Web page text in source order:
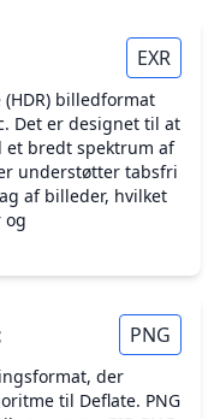
EXR
billedformat
Det er designet til at
et bredt spektrum af
understøtter tabsfri
af billeder, hvilket
og
PNG
der
til Deflate. PNG